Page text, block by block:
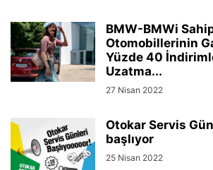
BMW-BMWi
Otomobillerinin
Yüzde 40
Uzatma...
27 Nisan 2022
Otokar Servis
başlıyor
25 Nisan 2022